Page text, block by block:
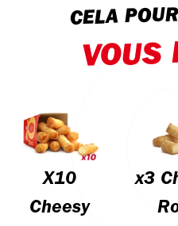
CELA
VOUS
X10
Cheesy
x3